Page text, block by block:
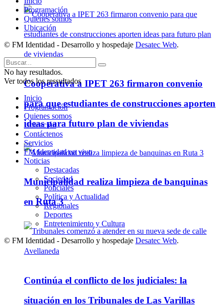
Cooperativa a IPET 263 firmaron convenio
para que estudiantes de construcciones aporten
ideas para futuro plan de viviendas
Municipalidad realiza limpieza de banquinas
en Ruta 3
Continúa el conflicto de los judiciales: la
situación en los Tribunales de Las Varillas
Programación
Quienes somos
Ubicación
© FM Identidad - Desarrollo y hospedaje Desatec Web.
No hay resultados.
Ver todos los ressultados
Inicio
Programación
Quienes somos
Ubicación
Contáctenos
Servicios
FM Identidad en vivo
Noticias
Destacadas
Sociedad
Policiales
Política y Actualidad
Regionales
Deportes
Entretenimiento y Cultura
© FM Identidad - Desarrollo y hospedaje Desatec Web.